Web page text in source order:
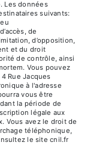
Les données
suivants:
de
d’opposition,
et du droit
de contrôle, ainsi
Vous pouvez
Rue Jacques
à l'adresse
vous être
la période de
légale aux
Vous avez le droit de
téléphonique,
le site cnil.fr